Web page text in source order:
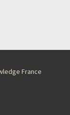
France